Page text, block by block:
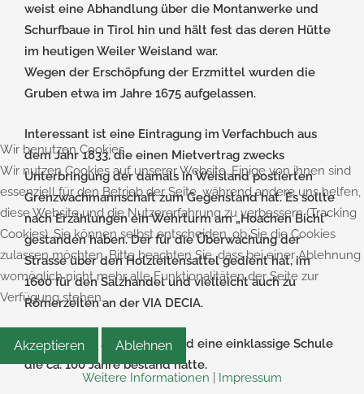
weist eine Abhandlung über die Montanwerke und
Schurfbaue in Tirol hin und hält fest das deren Hütte
im heutigen Weiler Weisland war.
Wegen der Erschöpfung der Erzmittel wurden die
Gruben etwa im Jahre 1675 aufgelassen.
Interessant ist eine Eintragung im Verfachbuch aus
dem Jahr 1833, die einen Mietvertrag zwecks
Unterbringung der damals in Weisland postierten
Grenzwachmannschaft zum Gegenstand hat. Es sollte
nach Erzählungen ein Wehrturm am „Hoachen Bichl"
gestanden haben. Der für die Überwachung der
Strasse über den Holzleitensattel gedient hat, im
1600 für den Salzhandel und vielleicht auch zu
Römerzeiten an der VIA DECIA.
Auch befand sich in Weisland eine einklassige Schule
die ca. 100 Jahre bestand hatte.
Wir benutzen Cookies
Wir nutzen Cookies auf unserer Website. Einige von ihnen sind
essenziell für den Betrieb der Seite, während andere uns helfen,
diese Website und die Nutzererfahrung zu verbessern (Tracking
Cookies). Sie können selbst entscheiden, ob Sie die Cookies
zulassen möchten. Bitte beachten Sie, dass bei einer Ablehnung
womöglich nicht mehr alle Funktionalitäten der Seite zur
Verfügung stehen.
Akzeptieren Ablehnen
Weitere Informationen Impressum